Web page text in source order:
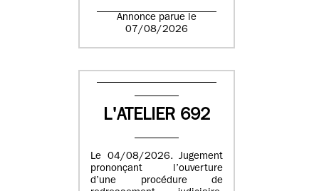
Annonce parue le
07/08/2026
L'ATELIER 692
Le 04/08/2026. Jugement
prononçant l’ouverture
d’une procédure de